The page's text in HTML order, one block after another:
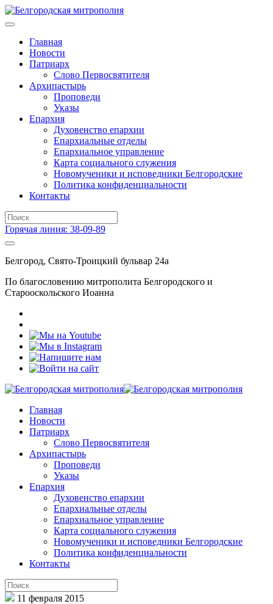
Главная
Новости
Патриарх
Слово Первосвятителя
Архипастырь
Проповеди
Указы
Епархия
Духовенство епархии
Епархиальные отделы
Епархиальное управление
Карта социального служения
Новомученики и исповедники Белгородские
Политика конфиденциальности
Контакты
Горячая линия: 38-09-89
Белгород, Свято-Троицкий бульвар 24а
По благословению митрополита Белгородского и
Старооскольского Иоанна
Главная
Новости
Патриарх
Слово Первосвятителя
Архипастырь
Проповеди
Указы
Епархия
Духовенство епархии
Епархиальные отделы
Епархиальное управление
Карта социального служения
Новомученики и исповедники Белгородские
Политика конфиденциальности
Контакты
11 февраля 2015